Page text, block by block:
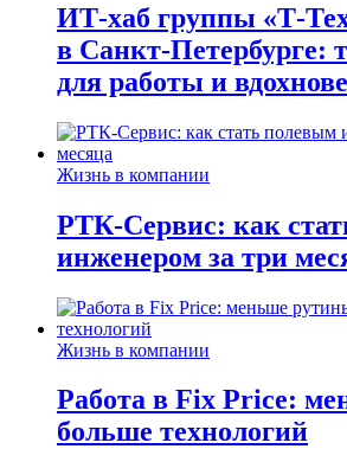
ИТ-хаб группы «Т-
в Санкт-Петербурге:
для работы и
Жизнь в компании
РТК-Сервис: как
инженером за три
Жизнь в компании
Работа в Fix Price:
больше технологий